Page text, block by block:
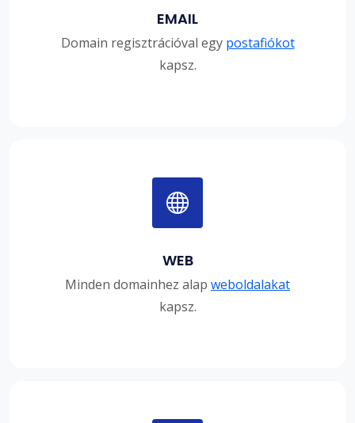
EMAIL
Domain regisztrációval egy postafiókot
kapsz.
WEB
Minden domainhez alap weboldalakat
kapsz.